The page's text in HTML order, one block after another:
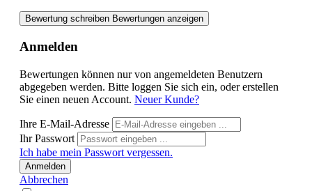
Bewertung schreiben Bewertungen anzeigen
Anmelden
Bewertungen können nur von angemeldeten Benutzern
abgegeben werden. Bitte loggen Sie sich ein, oder erstellen
Sie einen neuen Account. Neuer Kunde?
Ihre E-Mail-Adresse
Ihr Passwort
Ich habe mein Passwort vergessen.
Anmelden
Abbrechen